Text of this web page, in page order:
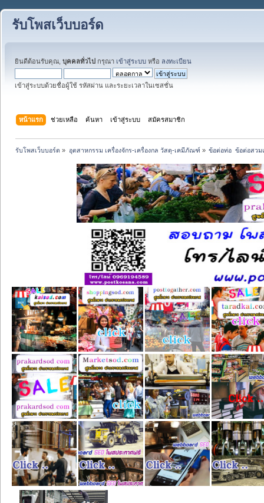
รับโพสเว็บบอร์ด
ยินดีต้อนรับคุณ, บุคคลทั่วไป กรุณา เข้าสู่ระบบ หรือ ลงทะเบียน
เข้าสู่ระบบด้วยชื่อผู้ใช้ รหัสผ่าน และระยะเวลาในเซสชั่น
หน้าแรก ช่วยเหลือ ค้นหา เข้าสู่ระบบ สมัครสมาชิก
รับโพสเว็บบอร์ด » อุตสาหกรรม เครื่องจักร-เครื่องกล วัสดุ-เคมีภัณฑ์ » ข้อต่อท่อ  ข้อต่อสวม